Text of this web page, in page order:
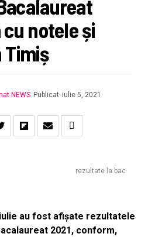
cu notele și
Timiș
NEWS Publicat iulie 5, 2021
rezultate la bac
au fost afișate rezultatele
2021, conform,